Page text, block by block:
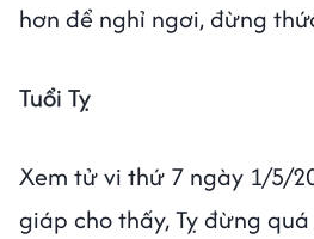
hơn để nghỉ ngơi, đừng
Tuổi Tỵ
Xem tử vi thứ 7 ngày 1/5/
giáp cho thấy, Tỵ đừng